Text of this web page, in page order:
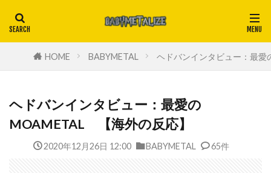
HOME BABYMETAL ヘドバンインタビュー：最
ヘドバンインタビュー：最愛の
MOAMETAL 【海外の反応】
2020年12月26日 12:00 BABYMETAL 65件